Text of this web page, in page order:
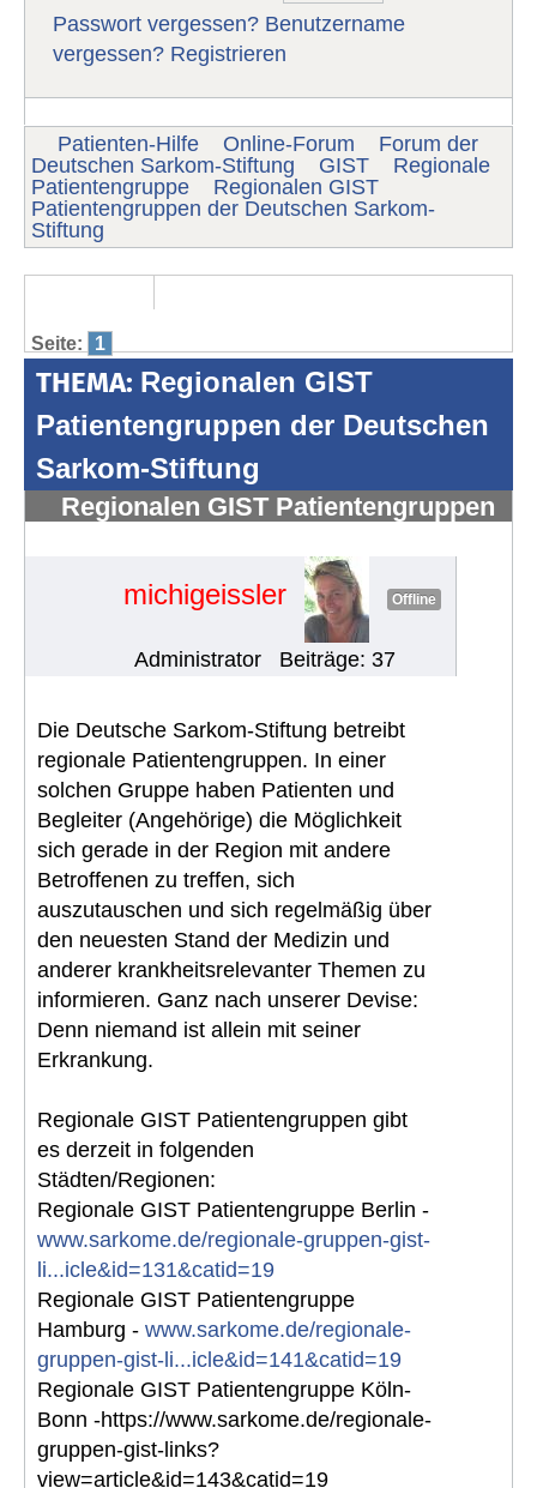
Passwort vergessen? Benutzername
vergessen? Registrieren
Patienten-Hilfe Online-Forum
Forum der
Deutschen Sarkom-Stiftung
GIST
Regionale
Patientengruppe
Regionalen GIST
Patientengruppen der Deutschen Sarkom-
Stiftung
Seite: 1
THEMA: Regionalen GIST
Patientengruppen der Deutschen
Sarkom-Stiftung
Regionalen GIST Patientengruppen
michigeissler Offline
Administrator Beiträge: 37
Die Deutsche Sarkom-Stiftung betreibt
regionale Patientengruppen. In einer
solchen Gruppe haben Patienten und
Begleiter (Angehörige) die Möglichkeit
sich gerade in der Region mit andere
Betroffenen zu treffen, sich
auszutauschen und sich regelmäßig über
den neuesten Stand der Medizin und
anderer krankheitsrelevanter Themen zu
informieren. Ganz nach unserer Devise:
Denn niemand ist allein mit seiner
Erkrankung.
Regionale GIST Patientengruppen gibt
es derzeit in folgenden
Städten/Regionen:
Regionale GIST Patientengruppe Berlin -
www.sarkome.de/regionale-gruppen-gist-
li...icle&id=131&catid=19
Regionale GIST Patientengruppe
Hamburg - www.sarkome.de/regionale-
gruppen-gist-li...icle&id=141&catid=19
Regionale GIST Patientengruppe Köln-
Bonn -https://www.sarkome.de/regionale-
gruppen-gist-links?
view=article&id=143&catid=19